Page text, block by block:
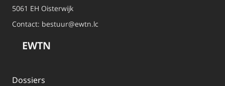
5061 EH Oisterwijk
Contact: bestuur@ewtn.lc
EWTN
Dossiers